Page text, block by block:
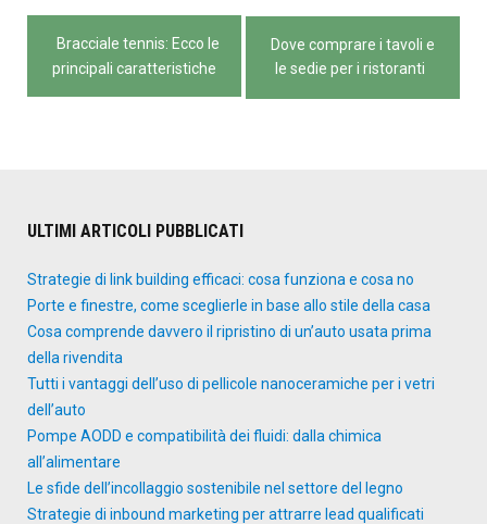
Navigazione
articoli
Bracciale tennis: Ecco le
principali caratteristiche
Dove comprare i tavoli e
le sedie per i ristoranti
ULTIMI ARTICOLI PUBBLICATI
Strategie di link building efficaci: cosa funziona e cosa no
Porte e finestre, come sceglierle in base allo stile della casa
Cosa comprende davvero il ripristino di un’auto usata prima
della rivendita
Tutti i vantaggi dell’uso di pellicole nanoceramiche per i vetri
dell’auto
Pompe AODD e compatibilità dei fluidi: dalla chimica
all’alimentare
Le sfide dell’incollaggio sostenibile nel settore del legno
Strategie di inbound marketing per attrarre lead qualificati